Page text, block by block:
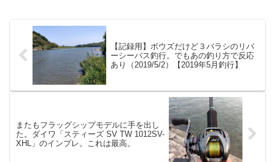
【記録用】ボウズだけど３バラシのリバ
ーシーバス釣行。でもあの釣り方で反応
あり（2019/5/2）【2019年5月釣行】
またもフラッグシップモデルに手を出し
た。ダイワ「スティーズ SV TW 1012SV-
XHL」のインプレ。これは最高。